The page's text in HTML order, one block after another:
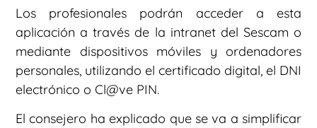
Los profesionales podrán acceder a esta
aplicación a través de la intranet del Sescam o
mediante dispositivos móviles y ordenadores
personales, utilizando el certificado digital, el DNI
electrónico o Cl@ve PIN.
El consejero ha explicado que se va a simplificar